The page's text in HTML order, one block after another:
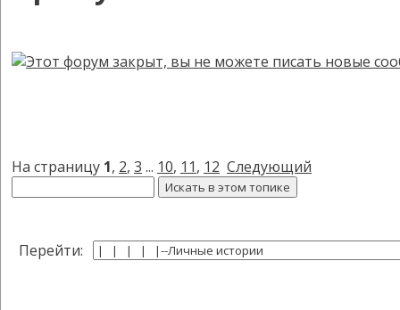
На страницу 1, 2, 3 ... 10, 11, 12 Следующий
Перейти: